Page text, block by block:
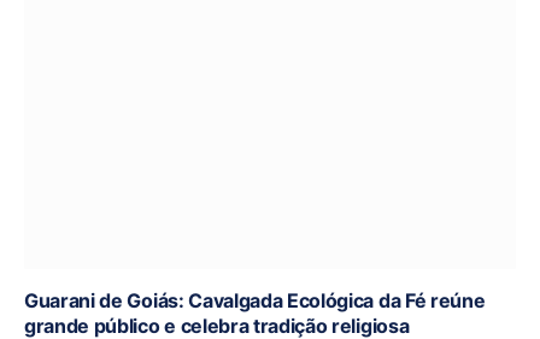
Guarani de Goiás: Cavalgada Ecológica da Fé reúne
grande público e celebra tradição religiosa